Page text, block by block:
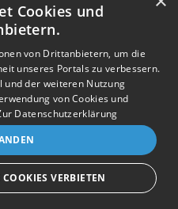
Cookies und
von Drittanbietern, um die
unseres Portals zu verbessern.
und der weiteren Nutzung
von Cookies und
Datenschutzerklärung
VERBIETEN